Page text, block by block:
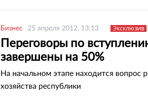
Бизнес 25 апреля 2012, 13:13 Эксклюзив
Переговоры по
завершены на 50%
На начальном этапе находится вопрос
хозяйства республики